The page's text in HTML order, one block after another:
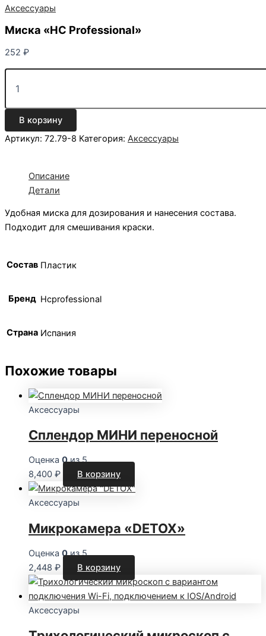
Аксессуары
Миска «НС Professional»
252 ₽
В корзину
Артикул: 72.79-8 Категория: Аксессуары
Описание
Детали
Удобная миска для дозирования и нанесения состава.
Подходит для смешивания краски.
Состав Пластик
Бренд Hcprofessional
Страна Испания
Похожие товары
Аксессуары
Сплендор МИНИ переносной
Оценка 0из 5
8,400 ₽ В корзину
Аксессуары
Микрокамера «DETOX»
Оценка 0из 5
2,448 ₽ В корзину
Аксессуары